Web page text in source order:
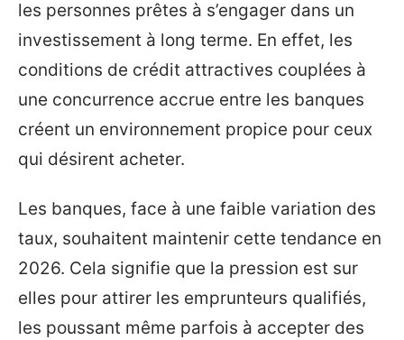
les personnes prêtes à s’engager dans un
investissement à long terme. En effet, les
conditions de crédit attractives couplées à
une concurrence accrue entre les banques
créent un environnement propice pour ceux
qui désirent acheter.
Les banques, face à une faible variation des
taux, souhaitent maintenir cette tendance en
2026. Cela signifie que la pression est sur
elles pour attirer les emprunteurs qualifiés,
les poussant même parfois à accepter des